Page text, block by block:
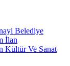
Belediye
İlan
Kültür Ve Sanat